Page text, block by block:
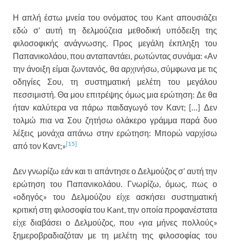
Η απλή έστω μνεία του ονόματος του Kant απουσιάζει
εδώ σ’ αυτή τη δελμούζεια μεθοδική υπόδειξη της
φιλοσοφικής ανάγνωσης. Προς μεγάλη έκπληξη του
Παπανικολάου, που ανταπαντάει, ρωτώντας συνάμα: «Αν
την άνοιξη είμαι ζωντανός, θα αρχινήσω, σύμφωνα με τις
οδηγίες Σου, τη συστηματική μελέτη του μεγάλου
πεσσιμιστή. Θα μου επιτρέψης όμως μια ερώτηση: Δε θα
ήταν καλύτερα να πάρω παιδαγωγό τον Καντ; […] Δεν
τολμώ πια να Σου ζητήσω ολάκερο γράμμα παρά δυο
λέξεις μονάχα απάνω στην ερώτηση: Μπορώ ναρχίσω
από τον Καντ;»[15]
Δεν γνωρίζω εάν και τι απάντησε ο Δελμούζος σ’ αυτή την
ερώτηση του Παπανικολάου. Γνωρίζω, όμως, πως ο
«οδηγός» του Δελμούζου είχε ασκήσει συστηματική
κριτική στη φιλοσοφία του Kant, την οποία προφανέστατα
είχε διαβάσει ο Δελμούζος, που «για μήνες πολλούς»
ξημεροβραδιαζόταν με τη μελέτη της φιλοσοφίας του